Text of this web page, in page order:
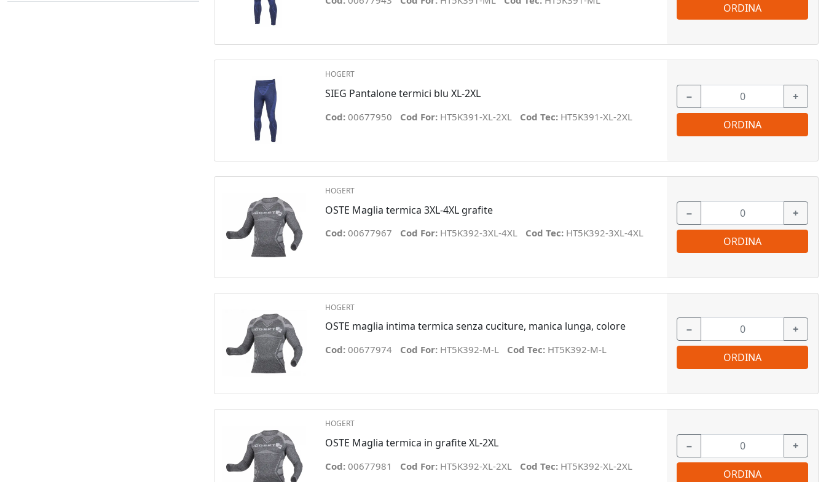
ORDINA
HOGERT
SIEG Pantalone termici blu XL-2XL
Cod: 00677950 Cod For: HT5K391-XL-2XL Cod Tec: HT5K391-XL-2XL
− +
ORDINA
HOGERT
OSTE Maglia termica 3XL-4XL grafite
Cod: 00677967 Cod For: HT5K392-3XL-4XL Cod Tec: HT5K392-3XL-4XL
− +
ORDINA
HOGERT
OSTE maglia intima termica senza cuciture, manica lunga, colore
Cod: 00677974 Cod For: HT5K392-M-L Cod Tec: HT5K392-M-L
− +
ORDINA
HOGERT
OSTE Maglia termica in grafite XL-2XL
Cod: 00677981 Cod For: HT5K392-XL-2XL Cod Tec: HT5K392-XL-2XL
− +
ORDINA